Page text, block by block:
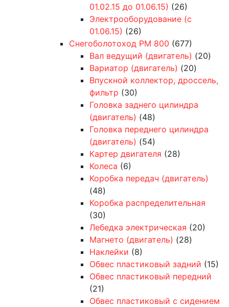
01.02.15 до 01.06.15) (26)
Электрооборудование (с
01.06.15) (26)
Снегоболотоход РМ 800 (677)
Вал ведущий (двигатель) (20)
Вариатор (двигатель) (20)
Впускной коллектор, дроссель,
фильтр (30)
Головка заднего цилиндра
(двигатель) (48)
Головка переднего цилиндра
(двигатель) (54)
Картер двигателя (28)
Колеса (6)
Коробка передач (двигатель)
(48)
Коробка распределительная
(30)
Лебедка электрическая (20)
Магнето (двигатель) (28)
Наклейки (8)
Обвес пластиковый задний (15)
Обвес пластиковый передний
(21)
Обвес пластиковый с сидением